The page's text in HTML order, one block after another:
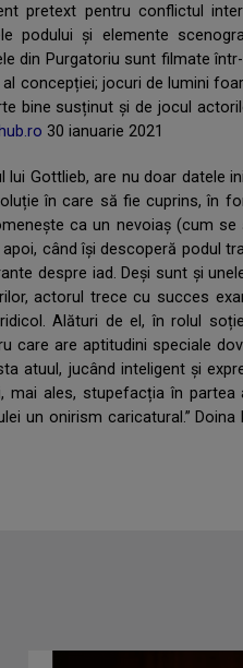
pretext pentru conflictul
podului și elemente
din Purgatoriu sunt filmate
concepției; jocuri de lumini
bine susținut și de jocul
30 ianuarie 2021
Gottlieb, are nu doar datele
în care să fie cuprins, în
ca un nevoiaș (cum
când își descoperă podul
despre iad. Deși sunt și
actorul trece cu succes
Alături de el, în rolul
care are aptitudini speciale
atuul, jucând inteligent și
ales, stupefacția în partea
un onirism caricatural.” Doina